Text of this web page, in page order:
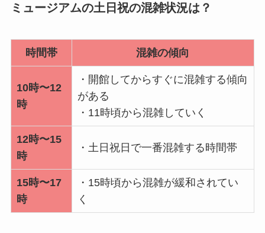
ミュージアムの土日祝の混雑状況は？
時間帯 混雑の傾向
10時〜12
時
・開館してからすぐに混雑する傾向
がある
・11時頃から混雑していく
12時〜15
時
・土日祝日で一番混雑する時間帯
15時〜17
時
・15時頃から混雑が緩和されてい
く